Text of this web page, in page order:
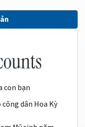
con bạn
dân Hoa Kỳ